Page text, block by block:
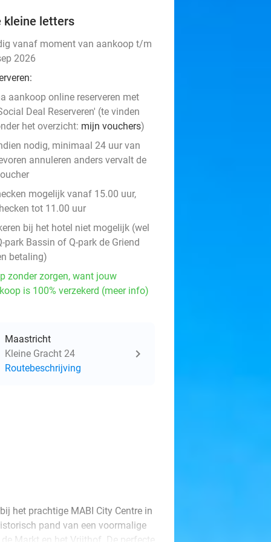
kleine letters
vanaf moment van aankoop t/m
2026
aankoop online reserveren met
Deal Reserveren' (te vinden
het overzicht: mijn vouchers)
nodig, minimaal 24 uur van
annuleren anders vervalt de
mogelijk vanaf 15.00 uur,
tot 11.00 uur
bij het hotel niet mogelijk (wel
park Bassin of Q-park de Griend
betaling)
zonder zorgen, want jouw
is 100% verzekerd (meer info)
Maastricht
Kleine Gracht 24
Routebeschrijving
het prachtige MABI City Centre in
pand van een voormalige